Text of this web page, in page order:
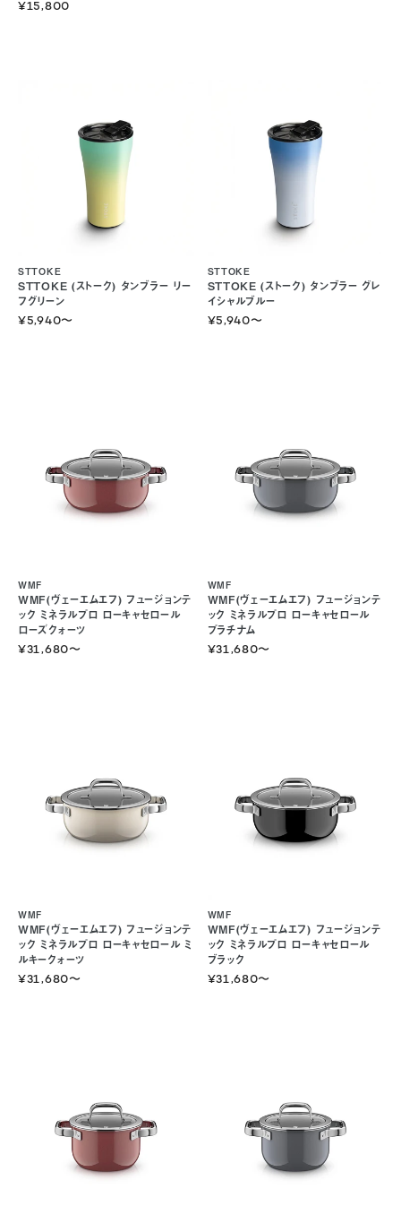
¥15,800
STTOKE (ストーク) タンブラー リー
フグリーン
STTOKE
〜
¥5,940
STTOKE (ストーク) タンブラー グレ
イシャルブルー
STTOKE
〜
¥5,940
WMF(ヴェーエムエフ) フュージョンテ
ック ミネラルプロ ローキャセロール
ローズクォーツ
WMF
〜
¥31,680
WMF(ヴェーエムエフ) フュージョンテ
ック ミネラルプロ ローキャセロール
プラチナム
WMF
〜
¥31,680
WMF(ヴェーエムエフ) フュージョンテ
ック ミネラルプロ ローキャセロール ミ
ルキークォーツ
WMF
〜
¥31,680
WMF(ヴェーエムエフ) フュージョンテ
ック ミネラルプロ ローキャセロール
ブラック
WMF
〜
¥31,680